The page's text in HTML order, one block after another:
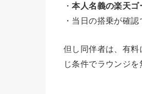
・本人名義の楽天ゴ
・当日の搭乗が確
但し同伴者は、有
じ条件でラウンジを